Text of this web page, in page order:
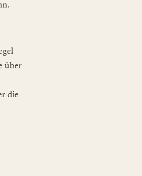
über
die